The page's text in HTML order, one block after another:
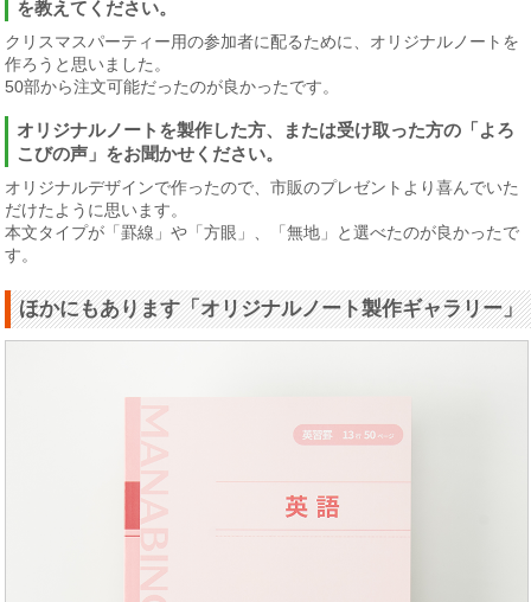
を教えてください。
クリスマスパーティー用の参加者に配るために、オリジナルノートを
作ろうと思いました。
50部から注文可能だったのが良かったです。
オリジナルノートを製作した方、または受け取った方の「よろ
こびの声」をお聞かせください。
オリジナルデザインで作ったので、市販のプレゼントより喜んでいた
だけたように思います。
本文タイプが「罫線」や「方眼」、「無地」と選べたのが良かったで
す。
ほかにもあります「オリジナルノート製作ギャラリー」